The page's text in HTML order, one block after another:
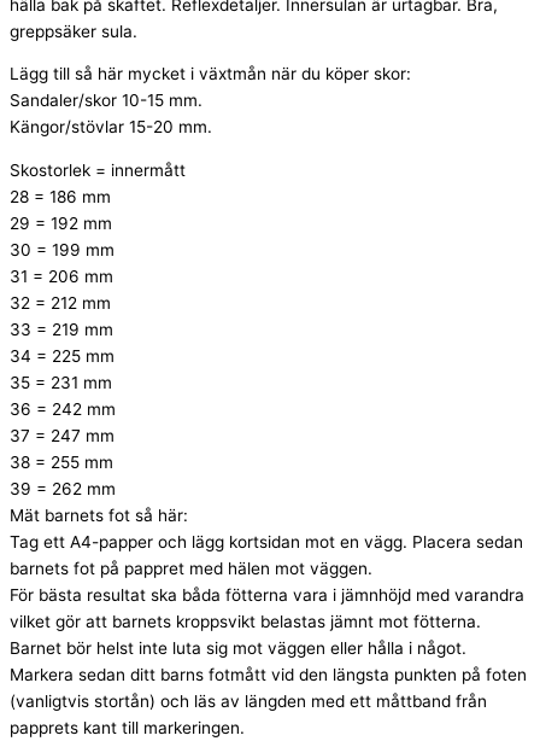
hälla bak på skaftet. Reflexdetaljer. Innersulan är urtagbar. Bra,
greppsäker sula.
Lägg till så här mycket i växtmån när du köper skor:
Sandaler/skor 10-15 mm.
Kängor/stövlar 15-20 mm.
Skostorlek = innermått
28 = 186 mm
29 = 192 mm
30 = 199 mm
31 = 206 mm
32 = 212 mm
33 = 219 mm
34 = 225 mm
35 = 231 mm
36 = 242 mm
37 = 247 mm
38 = 255 mm
39 = 262 mm
Mät barnets fot så här:
Tag ett A4-papper och lägg kortsidan mot en vägg. Placera sedan
barnets fot på pappret med hälen mot väggen.
För bästa resultat ska båda fötterna vara i jämnhöjd med varandra
vilket gör att barnets kroppsvikt belastas jämnt mot fötterna.
Barnet bör helst inte luta sig mot väggen eller hålla i något.
Markera sedan ditt barns fotmått vid den längsta punkten på foten
(vanligtvis stortån) och läs av längden med ett måttband från
papprets kant till markeringen.